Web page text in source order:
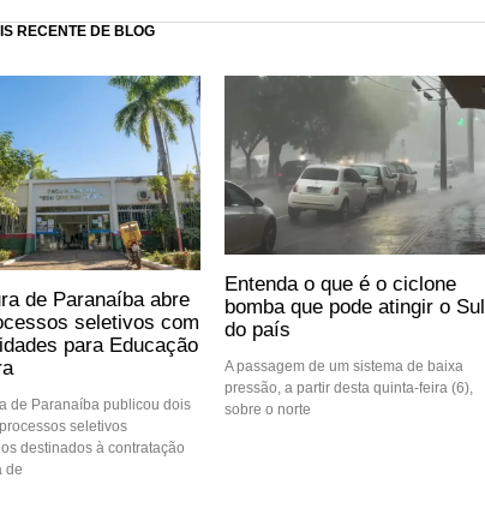
RECENTE DE BLOG
de Paranaíba abre
seletivos com
para Educação
de Paranaíba publicou dois
seletivos
destinados à contratação
de
Entenda o que é o ciclone
bomba que pode atingir o Sul
do país
A passagem de um sistema de baixa
pressão, a partir desta quinta-feira (6),
sobre o norte